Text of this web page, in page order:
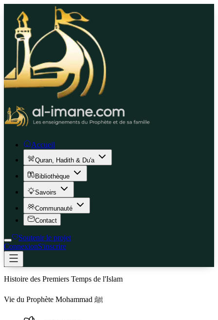
Accueil
Quran, Hadith & Du'a
Bibliothèque
Savoirs
Communauté
Contact
Soutenir le projet
ConnexionS'inscrire
Histoire des Premiers Temps de l'Islam
Vie du Prophète Mohammad ﷺ